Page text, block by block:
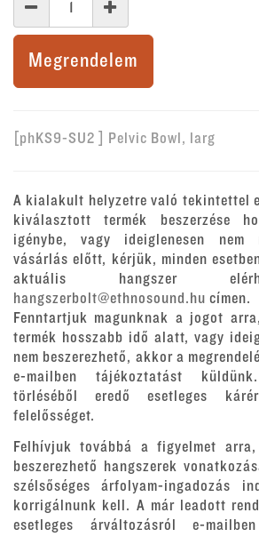
Megrendelem
[phKS9-SU2 ] Pelvic Bowl, larg
A kialakult helyzetre való tekintettel
kiválasztott termék beszerzése
igénybe, vagy ideiglenesen nem
vásárlás előtt, kérjük, minden
aktuális hangszer
hangszerbolt@ethnosound.hu címen.
Fenntartjuk magunknak a jogot
termék hosszabb idő alatt, vagy
nem beszerezhető, akkor a
e-mailben tájékoztatást
törléséből eredő esetleges
felelősséget.
Felhívjuk továbbá a figyelmet
beszerezhető hangszerek
szélsőséges árfolyam-ingadozás
korrigálnunk kell. A már leadott
esetleges árváltozásról e-